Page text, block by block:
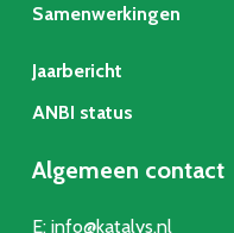
Samenwerkingen
Jaarbericht
ANBI status
Algemeen contact
E: info@katalys.nl